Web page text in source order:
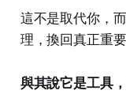
這不是取代你，
理，換回真正重
與其說它是工具